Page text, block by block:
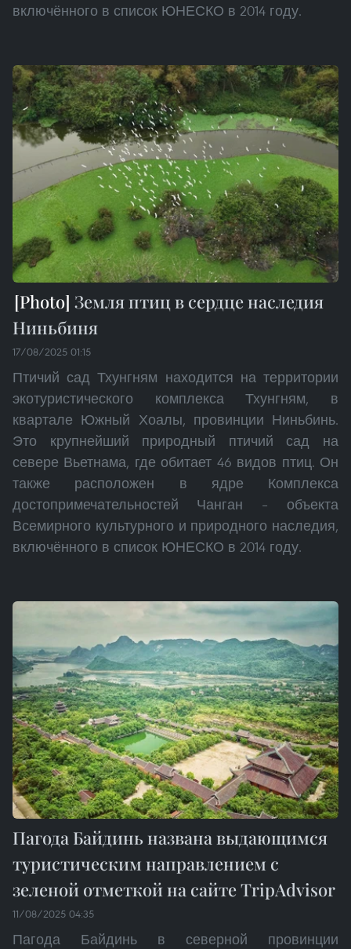
включённого в список ЮНЕСКО в 2014 году.
Земля птиц в сердце наследия
Ниньбиня
17/08/2025 01:15
Птичий сад Тхунгням находится на территории
экотуристического комплекса Тхунгням, в
квартале Южный Хоалы, провинции Ниньбинь.
Это крупнейший природный птичий сад на
севере Вьетнама, где обитает 46 видов птиц. Он
также расположен в ядре Комплекса
достопримечательностей Чанган – объекта
Всемирного культурного и природного наследия,
включённого в список ЮНЕСКО в 2014 году.
Пагода Байдинь названа выдающимся
туристическим направлением с
зеленой отметкой на сайте TripAdvisor
11/08/2025 04:35
Пагода Байдинь в северной провинции